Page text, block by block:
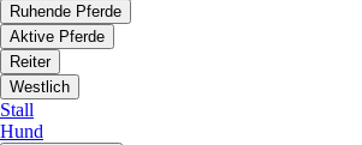
Ruhende Pferde
Aktive Pferde
Reiter
Westlich
Stall
Hund